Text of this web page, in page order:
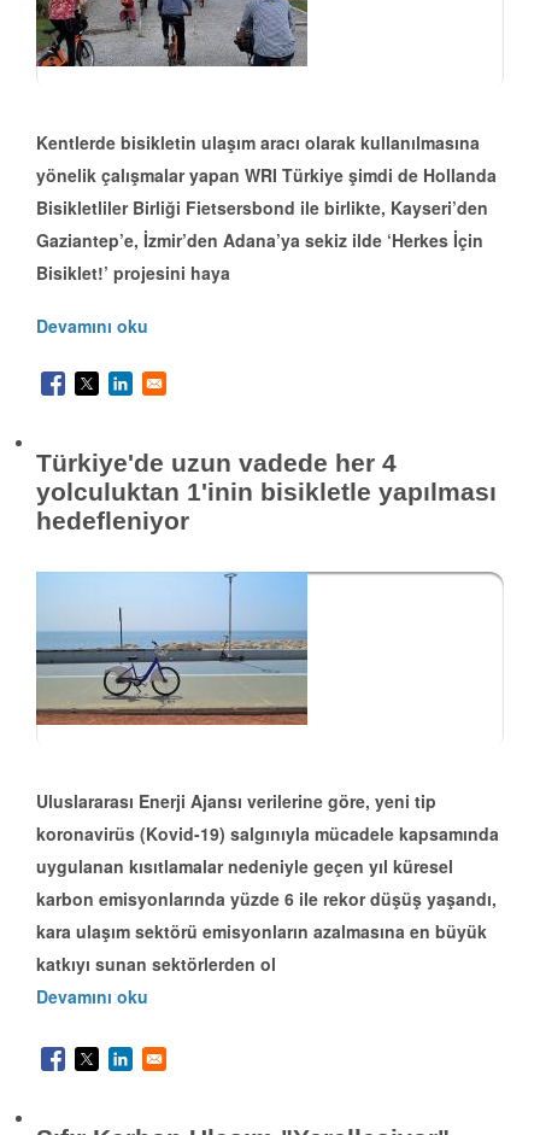
Kentlerde bisikletin ulaşım aracı olarak kullanılmasına
yönelik çalışmalar yapan WRI Türkiye şimdi de Hollanda
Bisikletliler Birliği Fietsersbond ile birlikte, Kayseri’den
Gaziantep’e, İzmir’den Adana’ya sekiz ilde ‘Herkes İçin
Bisiklet!’ projesini haya
Devamını oku
Türkiye'de uzun vadede her 4
yolculuktan 1'inin bisikletle yapılması
hedefleniyor
Uluslararası Enerji Ajansı verilerine göre, yeni tip
koronavirüs (Kovid-19) salgınıyla mücadele kapsamında
uygulanan kısıtlamalar nedeniyle geçen yıl küresel
karbon emisyonlarında yüzde 6 ile rekor düşüş yaşandı,
kara ulaşım sektörü emisyonların azalmasına en büyük
katkıyı sunan sektörlerden ol
Devamını oku